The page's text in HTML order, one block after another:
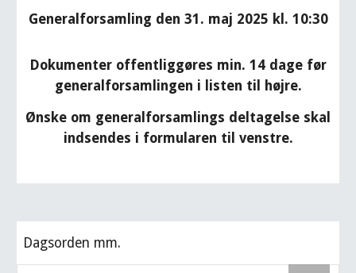
Generalforsamling den 31 . maj 2025 kl. 10:30
Dokumenter offentliggøres min. 14 dage før
generalforsamlingen i listen til højre.
Ønske om generalforsamlings deltagelse skal
indsendes i formularen til venstre.
Dagsorden mm.